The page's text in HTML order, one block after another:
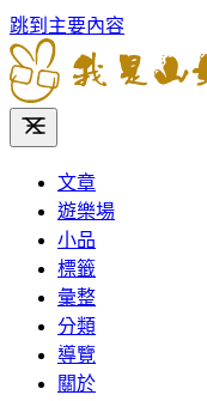
跳到主要內容
文章
遊樂場
小品
標籤
彙整
分類
導覽
關於